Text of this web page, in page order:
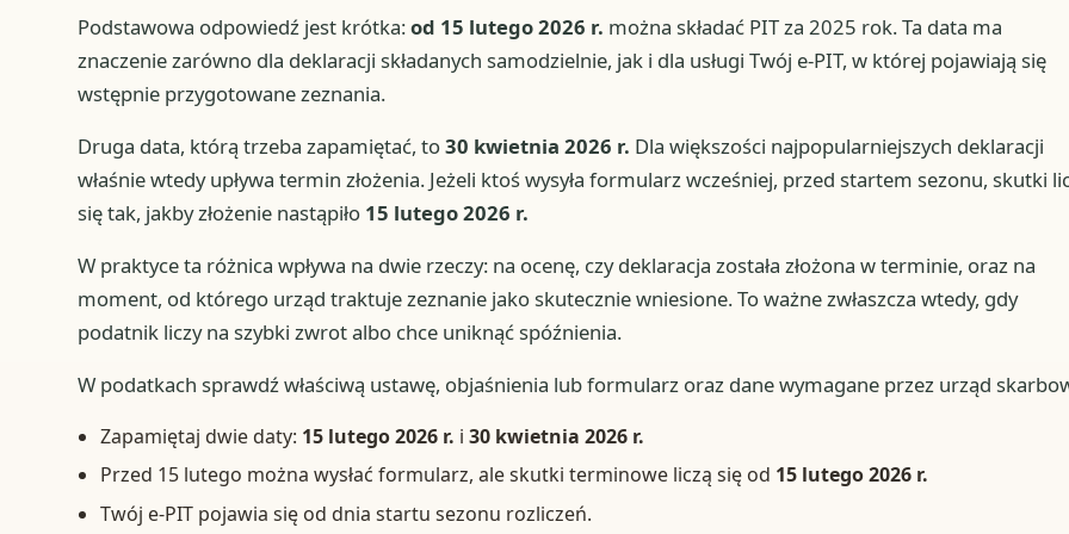
Podstawowa odpowiedź jest krótka:od 15 lutego 2026 r. można składać PIT za 2025 rok. Ta data ma
znaczenie zarówno dla deklaracji składanych samodzielnie, jak i dla usługi Twój e-PIT, w której pojawiają się
wstępnie przygotowane zeznania.
Druga data, którą trzeba zapamiętać, to30 kwietnia 2026 r. Dla większości najpopularniejszych deklaracji
właśnie wtedy upływa termin złożenia. Jeżeli ktoś wysyła formularz wcześniej, przed startem sezonu, skutki
się tak, jakby złożenie nastąpiło 15 lutego 2026 r.
W praktyce ta różnica wpływa na dwie rzeczy: na ocenę, czy deklaracja została złożona w terminie, oraz na
moment, od którego urząd traktuje zeznanie jako skutecznie wniesione. To ważne zwłaszcza wtedy, gdy
podatnik liczy na szybki zwrot albo chce uniknąć spóźnienia.
W podatkach sprawdź właściwą ustawę, objaśnienia lub formularz oraz dane wymagane przez urząd
Zapamiętaj dwie daty: 15 lutego 2026 r. i30 kwietnia 2026 r.
Przed 15 lutego można wysłać formularz, ale skutki terminowe liczą się od 15 lutego 2026 r.
Twój e-PIT pojawia się od dnia startu sezonu rozliczeń.